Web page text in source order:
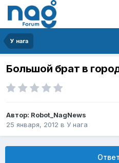
У нага
Большой брат в
Автор: Robot_NagNews
25 января, 2012 в У нага